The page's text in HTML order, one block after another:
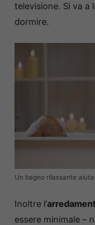
televisione. Si va
dormire.
Un bagno rilassante
Inoltre l’
essere minimale –